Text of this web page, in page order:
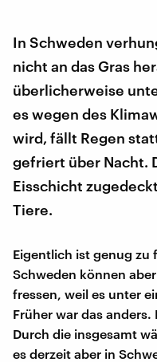
In Schweden
nicht an das Gras
überlicherweise
es wegen des
wird, fällt Regen
gefriert über Nacht.
Eisschicht
Tiere.
Eigentlich ist genug zu
Schweden können
fressen, weil es unter
Früher war das anders.
Durch die insgesamt
es derzeit aber in